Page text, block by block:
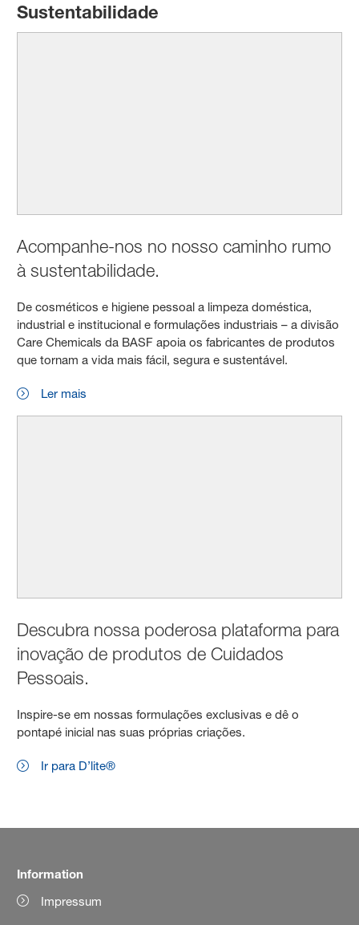
Sustentabilidade
Acompanhe-nos no nosso caminho rumo
à sustentabilidade.
De cosméticos e higiene pessoal a limpeza doméstica,
industrial e institucional e formulações industriais – a divisão
Care Chemicals da BASF apoia os fabricantes de produtos
que tornam a vida mais fácil, segura e sustentável.
Ler mais
Descubra nossa poderosa plataforma para
inovação de produtos de Cuidados
Pessoais.
Inspire-se em nossas formulações exclusivas e dê o
pontapé inicial nas suas próprias criações.
Ir para D’lite®
Information
Impressum